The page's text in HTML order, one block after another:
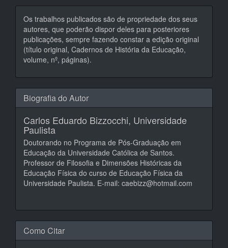
Os trabalhos publicados são de propriedade dos seus
autores, que poderão dispor deles para posteriores
publicações, sempre fazendo constar a edição original
(título original, Cadernos de História da Educação,
volume, nº, páginas).
Biografia do Autor
Carlos Eduardo Bizzocchi, Universidade
Paulista
Doutorando no Programa de Pós-Graduação em
Educação da Universidade Católica de Santos.
Professor de Filosofia e Dimensões Históricas da
Educação Física do curso de Educação Física da
Universidade Paulista. E-mail: caebizz@hotmail.com
Como Citar